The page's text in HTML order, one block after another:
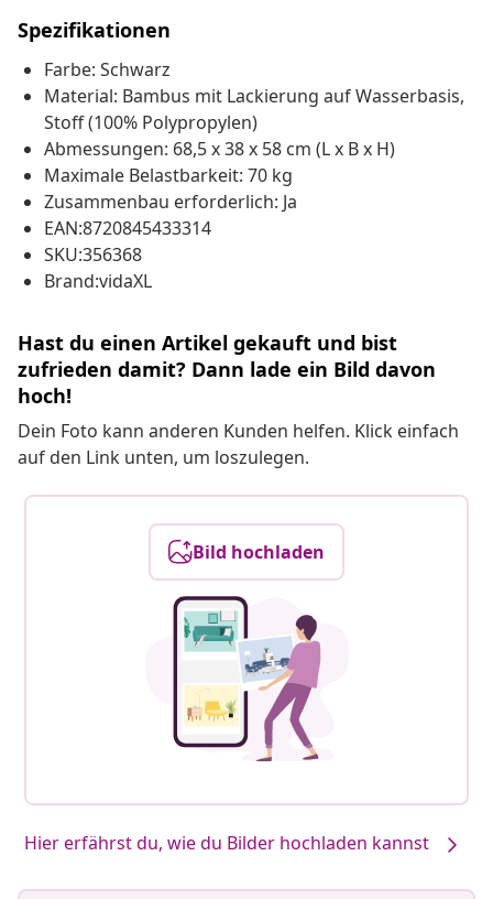
Spezifikationen
Farbe: Schwarz
Material: Bambus mit Lackierung auf Wasserbasis,
Stoff (100% Polypropylen)
Abmessungen: 68,5 x 38 x 58 cm (L x B x H)
Maximale Belastbarkeit: 70 kg
Zusammenbau erforderlich: Ja
EAN:8720845433314
SKU:356368
Brand:vidaXL
Hast du einen Artikel gekauft und bist
zufrieden damit? Dann lade ein Bild davon
hoch!
Dein Foto kann anderen Kunden helfen. Klick einfach
auf den Link unten, um loszulegen.
Bild hochladen
Hier erfährst du, wie du Bilder hochladen kannst